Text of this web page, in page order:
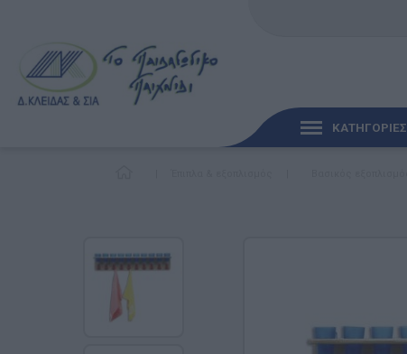
ΚΑΤΗΓΟΡΙΕΣ
Γλώσσα & Γραφή